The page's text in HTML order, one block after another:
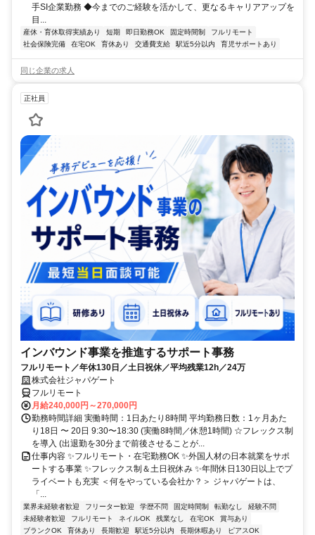
手SI企業勤務 ◆今までのご経験を活かして、更なるキャリアアップを
目...
産休・育休取得実績あり 短期 即日勤務OK 固定時間制
フルリモート
社会保険完備
在宅OK 育休あり 交通費支給 駅近5分以内 育児サポートあり
同じ企業の求人
正社員
インバウンド事業を推進するサポート事務
フルリモート／年休130日／土日祝休／平均残業12h／24万
株式会社ジャパゲート
フルリモート
月給240,000円～270,000円
勤務時間詳細 実働時間：1日あたり8時間 平均勤務日数：1ヶ月あた
り18日 〜 20日 9:30〜18:30 (実働8時間／休憩1時間) ☆フレックス制
を導入 (出退勤を30分まで前後させることが...
仕事内容 ✨フルリモート・在宅勤務OK ✨外国人材の日本就業をサポ
ートする事業 ✨フレックス制＆土日祝休み ✨年間休日130日以上でプ
ライベートも充実 ＜何をやっている会社か？＞ ジャパゲートは、
「...
業界未経験者歓迎 フリーター歓迎 学歴不問 固定時間制 転勤なし
経験不問
未経験者歓迎
フルリモート ネイルOK 残業なし 在宅OK
賞与あり
ブランクOK
育休あり 長期歓迎 駅近5分以内 長期休暇あり ピアスOK